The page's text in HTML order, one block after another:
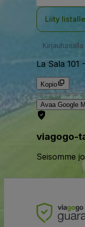
Liity listalle
La Sala 101 -
Kopio
Avaa Google
viagogo-
Seisomme